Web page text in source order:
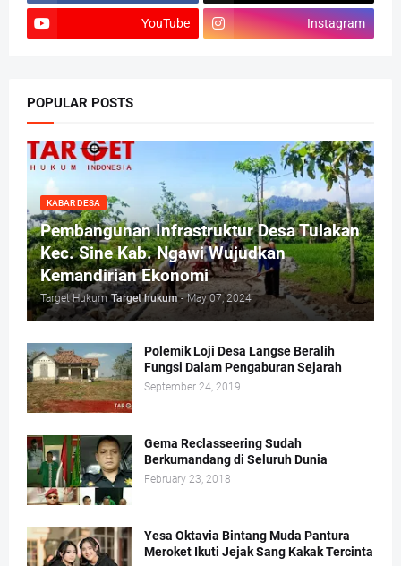
YouTube Instagram
POPULAR POSTS
KABAR DESA
Pembangunan Infrastruktur Desa Tulakan
Kec. Sine Kab. Ngawi Wujudkan
Kemandirian Ekonomi
Target Hukum Target hukum - May 07, 2024
Polemik Loji Desa Langse Beralih
Fungsi Dalam Pengaburan Sejarah
September 24, 2019
Gema Reclasseering Sudah
Berkumandang di Seluruh Dunia
February 23, 2018
Yesa Oktavia Bintang Muda Pantura
Meroket Ikuti Jejak Sang Kakak Tercinta